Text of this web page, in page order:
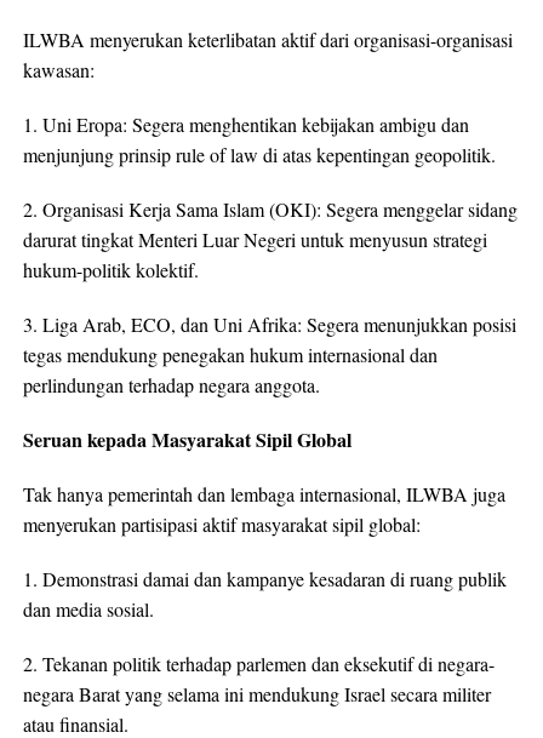
ILWBA menyerukan keterlibatan aktif dari organisasi-organisasi
kawasan:
1. Uni Eropa: Segera menghentikan kebijakan ambigu dan
menjunjung prinsip rule of law di atas kepentingan geopolitik.
2. Organisasi Kerja Sama Islam (OKI): Segera menggelar sidang
darurat tingkat Menteri Luar Negeri untuk menyusun strategi
hukum-politik kolektif.
3. Liga Arab, ECO, dan Uni Afrika: Segera menunjukkan posisi
tegas mendukung penegakan hukum internasional dan
perlindungan terhadap negara anggota.
Seruan kepada Masyarakat Sipil Global
Tak hanya pemerintah dan lembaga internasional, ILWBA juga
menyerukan partisipasi aktif masyarakat sipil global:
1. Demonstrasi damai dan kampanye kesadaran di ruang publik
dan media sosial.
2. Tekanan politik terhadap parlemen dan eksekutif di negara-
negara Barat yang selama ini mendukung Israel secara militer
atau finansial.